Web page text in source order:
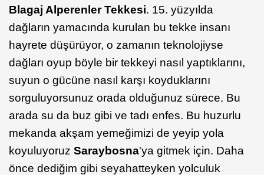
Blagaj Alperenler Tekkesi. 15. yüzyılda
dağların yamacında kurulan bu tekke insanı
hayrete düşürüyor, o zamanın teknolojiyse
dağları oyup böyle bir tekkeyi nasıl yaptıklarını,
suyun o gücüne nasıl karşı koyduklarını
sorguluyorsunuz orada olduğunuz sürece. Bu
arada su da buz gibi ve tadı enfes. Bu huzurlu
mekanda akşam yemeğimizi de yeyip yola
koyuluyoruz Saraybosna'ya gitmek için. Daha
önce dediğim gibi seyahatteyken yolculuk